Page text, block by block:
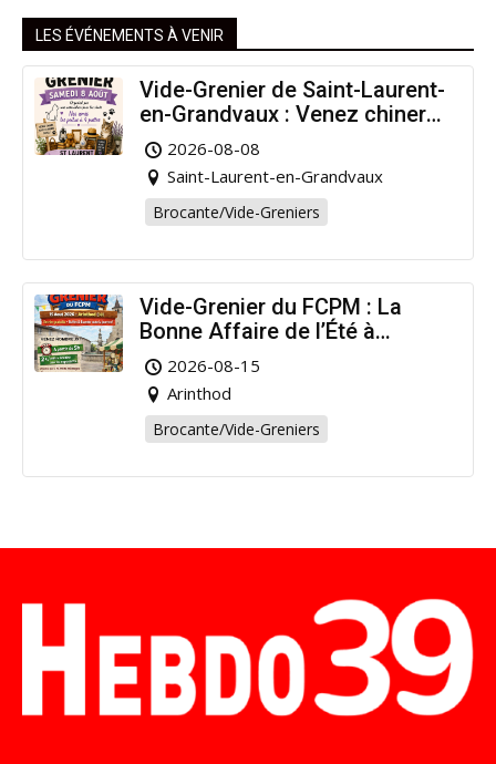
LES ÉVÉNEMENTS À VENIR
Vide-Grenier de Saint-Laurent-
en-Grandvaux : Venez chiner
pour la bonne cause !
2026-08-08
Saint-Laurent-en-Grandvaux
Brocante/Vide-Greniers
Vide-Grenier du FCPM : La
Bonne Affaire de l’Été à
Arinthod !
2026-08-15
Arinthod
Brocante/Vide-Greniers